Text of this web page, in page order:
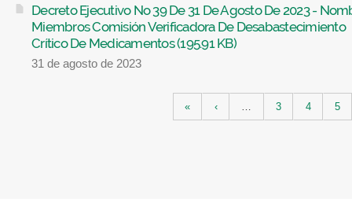
Decreto Ejecutivo No 39 De 31 De Agosto De 2023 -
Miembros Comisión Verificadora De Desabastecimiento
Crítico De Medicamentos (195.91 KB)
31 de agosto de 2023
« ‹ 3 4 5